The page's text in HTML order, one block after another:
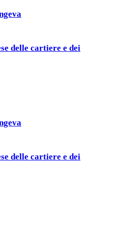
delle cartiere e dei
delle cartiere e dei